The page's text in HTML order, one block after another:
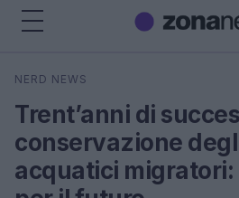
Cerca
NERD NEWS
Trent’anni di
conservazione
acquatici